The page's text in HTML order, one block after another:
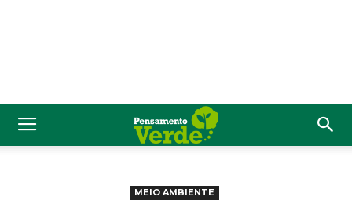
MEIO AMBIENTE